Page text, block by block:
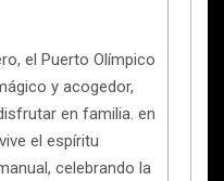
el Puerto Olímpico
y acogedor,
en familia. en
el espíritu
celebrando la